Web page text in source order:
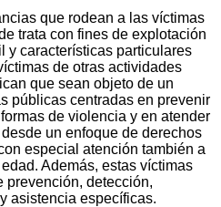
que rodean a las víctimas
trata con fines de explotación
y características particulares
de otras actividades
que sean objeto de un
públicas centradas en prevenir
de violencia y en atender
un enfoque de derechos
especial atención también a
Además, estas víctimas
prevención, detección,
asistencia específicas.